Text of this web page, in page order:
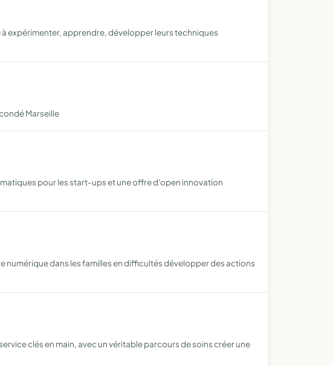
expérimenter, apprendre, développer leurs techniques
Marseille
pour les start-ups et une offre d'open innovation
dans les familles en difficultés développer des actions
clés en main, avec un véritable parcours de soins créer une